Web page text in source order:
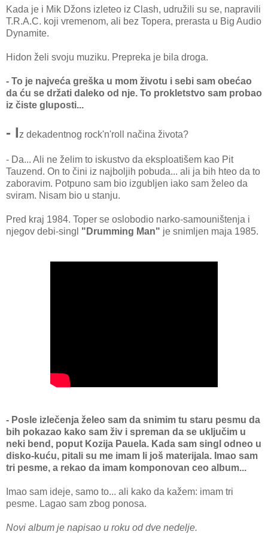
Kada je i Mik Džons izleteo iz Clash, udružili su se, napravili
T.R.A.C. koji vremenom, ali bez Topera, prerasta u Big Audio
Dynamite.
Hidon želi svoju muziku. Prepreka je bila droga.
- To je najveća greška u mom životu i sebi sam obećao
da ću se držati daleko od nje. To prokletstvo sam probao
iz čiste gluposti...
- Iz dekadentnog rock'n'roll načina života?
- Da... Ali ne želim to iskustvo da eksploatišem kao Pit
Tauzend. On to čini iz najboljih pobuda... ali ja bih hteo da to
zaboravim. Potpuno sam bio izgubljen iako sam želeo da
sviram. Nisam bio u stanju.
Pred kraj 1984. Toper se oslobodio narko-samouništenja i
njegov debi-singl "Drumming Man" je snimljen maja 1985.
- Posle izlečenja želeo sam da snimim tu staru pesmu da
bih pokazao kako sam živ i spreman da se uključim u
neki bend, poput Kozija Pauela. Kada sam singl odneo u
disko-kuću, pitali su me imam li još materijala. Imao sam
tri pesme, a rekao da imam komponovan ceo album...
Imao sam ideje, samo to... ali kako da kažem: imam tri
pesme. Lagao sam zbog ponosa.
Novi album je napisao u roku od dve nedelje.